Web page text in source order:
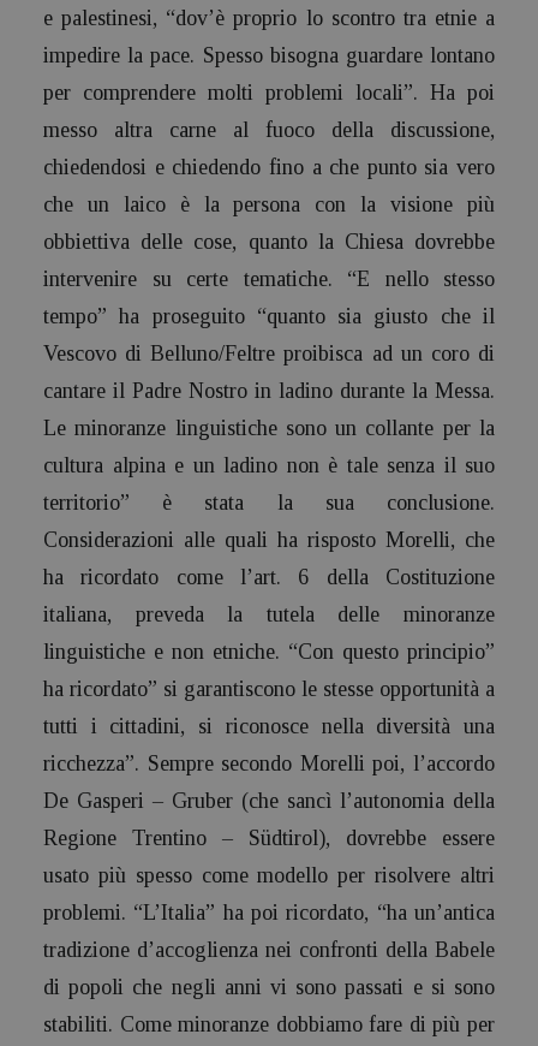
e palestinesi, “dov’è proprio lo scontro tra etnie a
impedire la pace. Spesso bisogna guardare lontano
per comprendere molti problemi locali”. Ha poi
messo altra carne al fuoco della discussione,
chiedendosi e chiedendo fino a che punto sia vero
che un laico è la persona con la visione più
obbiettiva delle cose, quanto la Chiesa dovrebbe
intervenire su certe tematiche. “E nello stesso
tempo” ha proseguito “quanto sia giusto che il
Vescovo di Belluno/Feltre proibisca ad un coro di
cantare il Padre Nostro in ladino durante la Messa.
Le minoranze linguistiche sono un collante per la
cultura alpina e un ladino non è tale senza il suo
territorio” è stata la sua conclusione.
Considerazioni alle quali ha risposto Morelli, che
ha ricordato come l’art. 6 della Costituzione
italiana, preveda la tutela delle minoranze
linguistiche e non etniche. “Con questo principio”
ha ricordato” si garantiscono le stesse opportunità a
tutti i cittadini, si riconosce nella diversità una
ricchezza”. Sempre secondo Morelli poi, l’accordo
De Gasperi – Gruber (che sancì l’autonomia della
Regione Trentino – Südtirol), dovrebbe essere
usato più spesso come modello per risolvere altri
problemi. “L’Italia” ha poi ricordato, “ha un’antica
tradizione d’accoglienza nei confronti della Babele
di popoli che negli anni vi sono passati e si sono
stabiliti. Come minoranze dobbiamo fare di più per